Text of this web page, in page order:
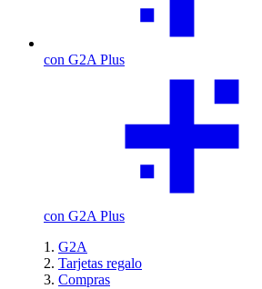
con G2A Plus
con G2A Plus
G2A
Tarjetas regalo
Compras